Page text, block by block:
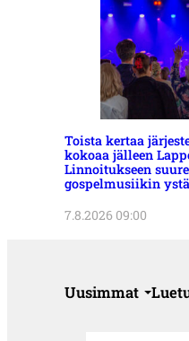
Toista kertaa
kokoaa jälleen
Linnoitukseen
gospelmusiikin
7.8.2026 09:00
Uusimmat